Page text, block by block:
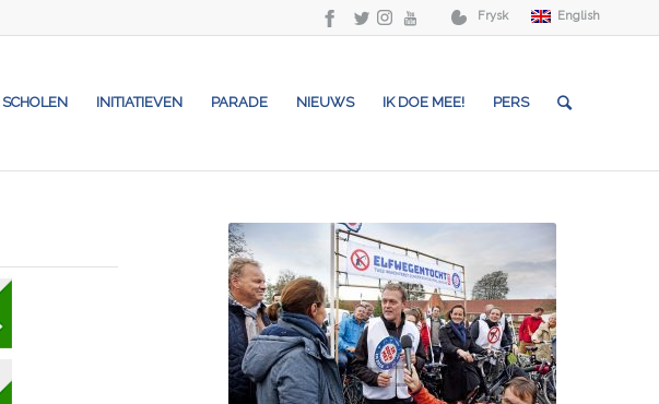
Frysk English
SCHOLEN INITIATIEVEN PARADE NIEUWS IK DOE MEE! PERS